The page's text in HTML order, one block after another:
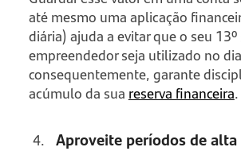
até mesmo uma aplicação
diária) ajuda a evitar que o seu
empreendedor seja utilizado no
consequentemente, garante
acúmulo da sua reserva financeira.
Aproveite períodos de alta